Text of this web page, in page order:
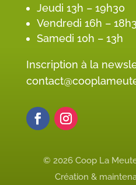
Jeudi 13h – 19h30
Vendredi 16h –
Samedi 10h – 13h
Inscription à la
© 2026 Coop La
Création &